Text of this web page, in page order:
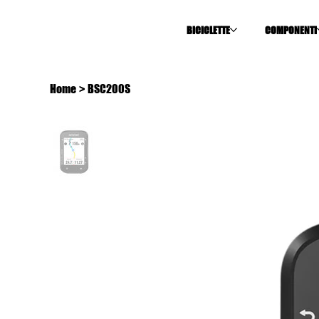
BICICLETTE COMPONENTI
Home > BSC200S